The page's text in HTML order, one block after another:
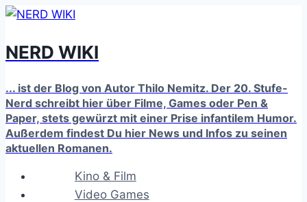
Zum
springen
NERD WIKI
... ist der Blog von Autor Thilo Nemitz. Der 20. Stufe-
Nerd schreibt hier über Filme, Games oder Pen &
Paper, stets gewürzt mit einer Prise infantilem Humor.
Außerdem findest Du hier News und Infos zu seinen
aktuellen Romanen.
Kino & Film
Video Games